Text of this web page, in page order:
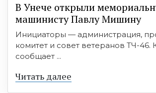
В Унече открыли
машинисту Павлу Мишину
Инициаторы — администрация,
комитет и совет ветеранов ТЧ-46.
сообщает ...
Читать далее